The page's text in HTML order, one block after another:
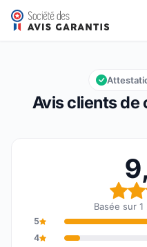
conex-online.com
Note globale : 9,6 sur 10
9,6/10
Avis clients de
Basée sur
5
4